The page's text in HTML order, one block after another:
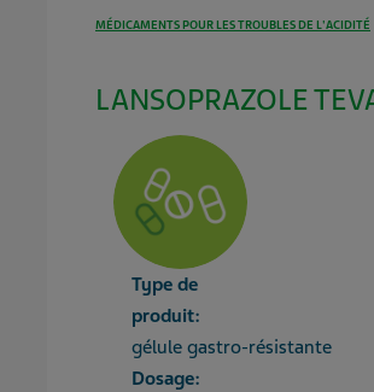
MÉDICAMENTS POUR LES TROUBLES DE L'ACIDITÉ
LANSOPRAZOLE
Type de
produit:
gélule gastro-résistante
Dosage: